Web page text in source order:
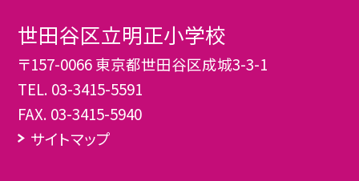
世田谷区立明正小学校
〒157-0066 東京都世田谷区成城3-3-1
TEL. 03-3415-5591
FAX. 03-3415-5940
サイトマップ